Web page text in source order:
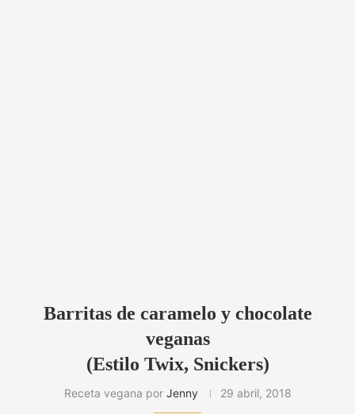
Barritas de caramelo y chocolate
veganas
(Estilo Twix, Snickers)
Receta vegana por Jenny 29 abril, 2018